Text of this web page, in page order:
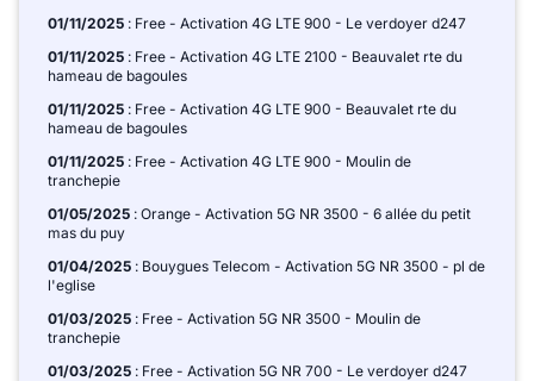
01/11/2025 : Free - Activation 4G LTE 900 - Le verdoyer d247
01/11/2025 : Free - Activation 4G LTE 2100 - Beauvalet rte du
hameau de bagoules
01/11/2025 : Free - Activation 4G LTE 900 - Beauvalet rte du
hameau de bagoules
01/11/2025 : Free - Activation 4G LTE 900 - Moulin de
tranchepie
01/05/2025 : Orange - Activation 5G NR 3500 - 6 allée du petit
mas du puy
01/04/2025 : Bouygues Telecom - Activation 5G NR 3500 - pl de
l'eglise
01/03/2025 : Free - Activation 5G NR 3500 - Moulin de
tranchepie
01/03/2025 : Free - Activation 5G NR 700 - Le verdoyer d247